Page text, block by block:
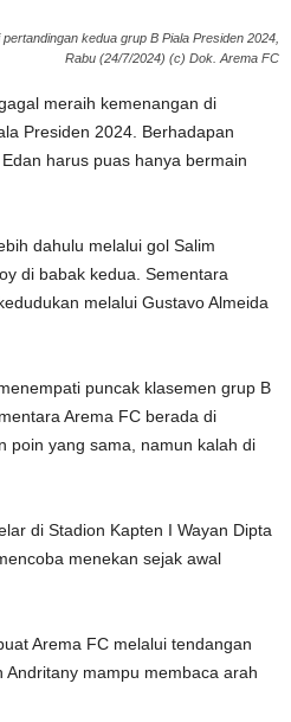
kedua grup B Piala Presiden 2024,
Rabu (24/7/2024) (c) Dok. Arema FC
meraih kemenangan di
Presiden 2024. Berhadapan
harus puas hanya bermain
dahulu melalui gol Salim
di babak kedua. Sementara
melalui Gustavo Almeida
puncak klasemen grup B
Arema FC berada di
poin yang sama, namun kalah di
di Stadion Kapten I Wayan Dipta
menekan sejak awal
Arema FC melalui tendangan
Andritany mampu membaca arah